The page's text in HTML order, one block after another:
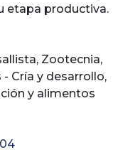
etapa productiva.
, Zootecnia,
- Cría y desarrollo,
y alimentos